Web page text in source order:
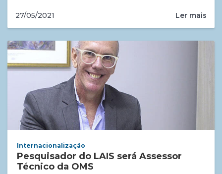
27/05/2021 Ler mais
Internacionalização
Pesquisador do LAIS será Assessor
Técnico da OMS